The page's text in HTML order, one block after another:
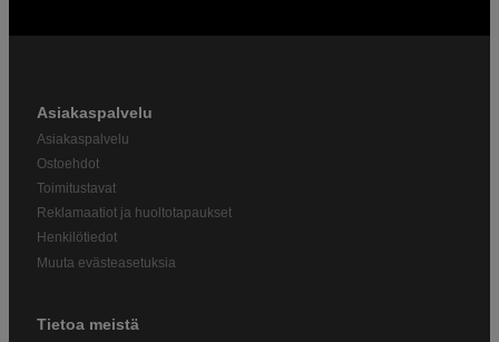
Asiakaspalvelu
Asiakaspalvelu
Ostoehdot
Toimitustavat
Reklamaatiot ja huoltotapaukset
Henkilötiedot
Muuta evästeasetuksia
Tietoa meistä